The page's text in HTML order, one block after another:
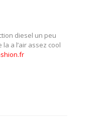
diesel un peu
a l’air assez cool